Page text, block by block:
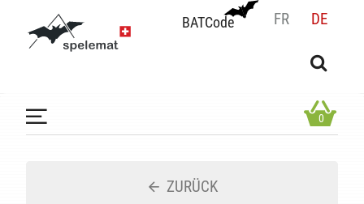
BATCode FR DE
BATCode
OK
0
ZURÜCK